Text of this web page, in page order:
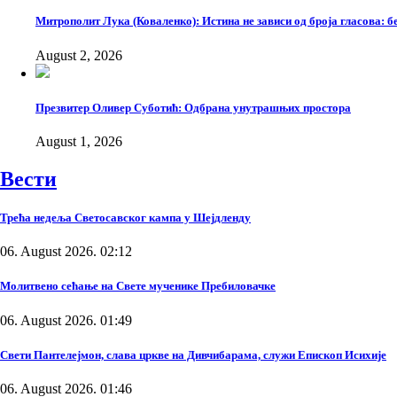
Митрополит Лука (Коваленко): Истина не зависи од броја гласова:
August 2, 2026
Презвитер Оливер Суботић: Одбрана унутрашњих простора
August 1, 2026
Вести
Трећа недеља Светосавског кампа у Шејдленду
06. August 2026. 02:12
Молитвено сећање на Свете мученике Пребиловачке
06. August 2026. 01:49
Свети Пантелејмон, слава цркве на Дивчибарама, служи Епископ Исихије
06. August 2026. 01:46